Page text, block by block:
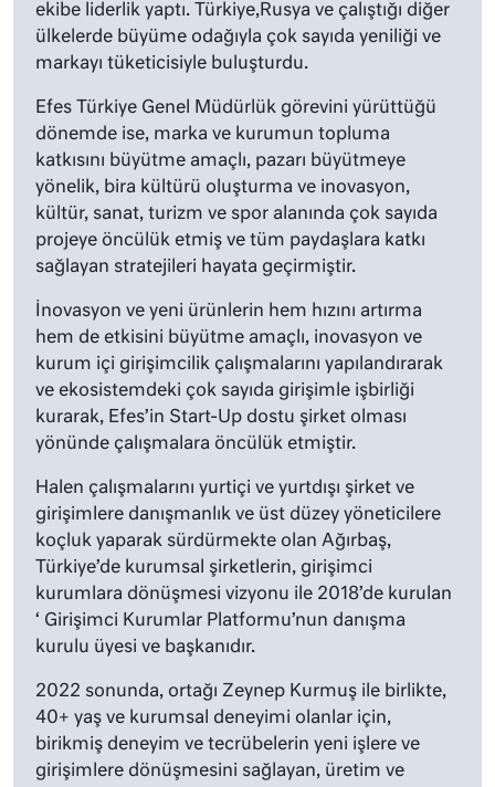
ekibe liderlik yaptı. Türkiye,Rusya ve çalıştığı diğer
ülkelerde büyüme odağıyla çok sayıda yeniliği ve
markayı tüketicisiyle buluşturdu.
Efes Türkiye Genel Müdürlük görevini yürüttüğü
dönemde ise, marka ve kurumun topluma
katkısını büyütme amaçlı, pazarı büyütmeye
yönelik, bira kültürü oluşturma ve inovasyon,
kültür, sanat, turizm ve spor alanında çok sayıda
projeye öncülük etmiş ve tüm paydaşlara katkı
sağlayan stratejileri hayata geçirmiştir.
İnovasyon ve yeni ürünlerin hem hızını artırma
hem de etkisini büyütme amaçlı, inovasyon ve
kurum içi girişimcilik çalışmalarını yapılandırarak
ve ekosistemdeki çok sayıda girişimle işbirliği
kurarak, Efes’in Start-Up dostu şirket olması
yönünde çalışmalara öncülük etmiştir.
Halen çalışmalarını yurtiçi ve yurtdışı şirket ve
girişimlere danışmanlık ve üst düzey yöneticilere
koçluk yaparak sürdürmekte olan Ağırbaş,
Türkiye’de kurumsal şirketlerin, girişimci
kurumlara dönüşmesi vizyonu ile 2018’de kurulan
‘ Girişimci Kurumlar Platformu’nun danışma
kurulu üyesi ve başkanıdır.
2022 sonunda, ortağı Zeynep Kurmuş ile birlikte,
40+ yaş ve kurumsal deneyimi olanlar için,
birikmiş deneyim ve tecrübelerin yeni işlere ve
girişimlere dönüşmesini sağlayan, üretim ve